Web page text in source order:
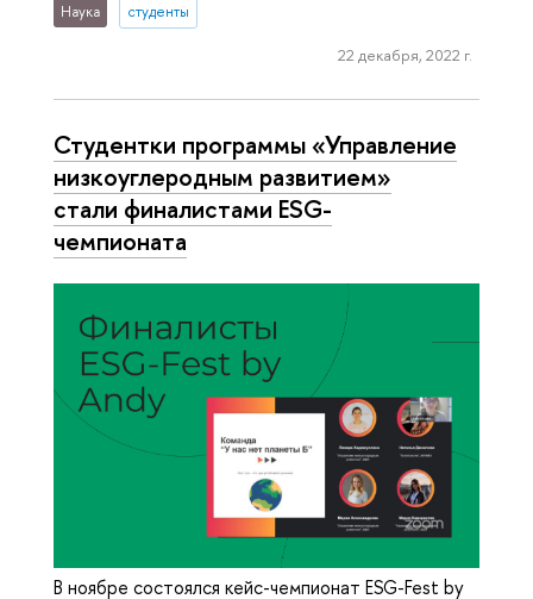
Наука студенты
22 декабря, 2022 г.
Студентки программы «‎Управление
низкоуглеродным развитием»‎
стали финалистами ESG-
чемпионата
В ноябре состоялся кейс-чемпионат ESG-Fest by